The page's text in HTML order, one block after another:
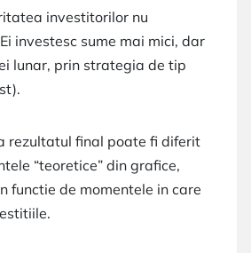
investitorilor nu
investesc sume mai mici, dar
lunar, prin strategia de tip
rezultatul final poate fi diferit
“teoretice” din grafice,
functie de momentele in care